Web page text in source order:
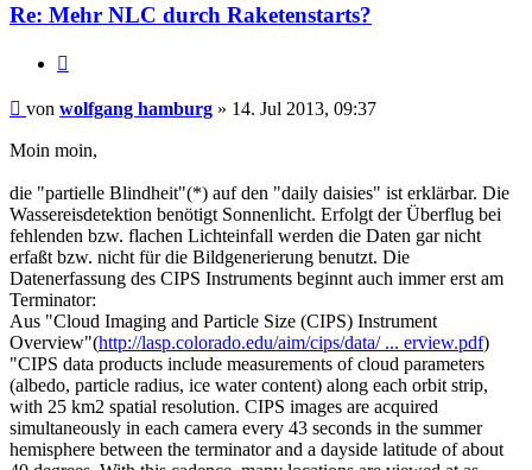
Re: Mehr NLC durch Raketenstarts?
Beitrag
von wolfgang hamburg » 14. Jul 2013, 09:37
Moin moin,
die "partielle Blindheit"(*) auf den "daily daisies" ist erklärbar. Die
Wassereisdetektion benötigt Sonnenlicht. Erfolgt der Überflug bei
fehlenden bzw. flachen Lichteinfall werden die Daten gar nicht
erfaßt bzw. nicht für die Bildgenerierung benutzt. Die
Datenerfassung des CIPS Instruments beginnt auch immer erst am
Terminator:
Aus "Cloud Imaging and Particle Size (CIPS) Instrument
Overview"(http://lasp.colorado.edu/aim/cips/data/ ... erview.pdf)
"CIPS data products include measurements of cloud parameters
(albedo, particle radius, ice water content) along each orbit strip,
with 25 km2 spatial resolution. CIPS images are acquired
simultaneously in each camera every 43 seconds in the summer
hemisphere between the terminator and a dayside latitude of about